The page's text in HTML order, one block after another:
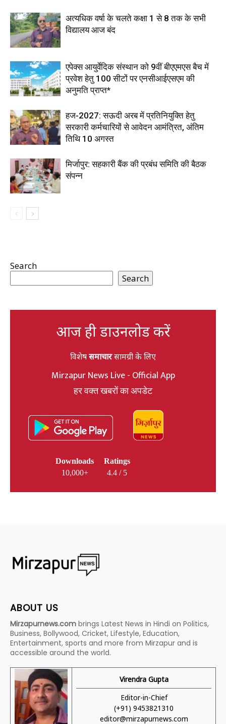
अत्यधिक वर्षा के चलते कक्षा 1 से 8 तक के सभी
विद्यालय आज बंद
एपेक्स आयुर्वेदिक संस्थान को 9वीं बीएएमएस बैच में
प्रवेश हेतु 100 सीटों पर एनसीआईएसएम की
अनुमति प्राप्त*
हज-2027: सऊदी अरब में प्रतिनियुक्ति हेतु
सरकारी कर्मचारियों से आवेदन आमंत्रित, अंतिम
तिथि 10 अगस्त
मिर्जापुर: सहकारी बैंक की प्रबंध समिति की बैठक
संपन्न
Search
Search
आज ही डाउनलोड करें
विशेषसमाचारसामग्री के लिए
Mirzapur News Live - Official App
हर वक्त खबरों का अपडेट
Downloads
10,000+
Ratings
4.4 / 5
ABOUT US
Mirzapurnews.com brings Latest News in Hindi on Politics,
Business, Bollywood, Cricket, Lifestyle, Education,
Entertainment, sports and more from Mirzapur and is
accessible around the world.
Virendra Gupta
Editor-in-Chief
(+91) 9453821310
editor@mirzapurnews.com